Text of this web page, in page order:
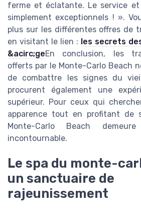
ferme et éclatante. Le service
simplement exceptionnels ! ».
plus sur les différentes offres de
en visitant le lien : les secrets
&acirc;geEn conclusion, les
offerts par le Monte-Carlo Beach
de combattre les signes du
procurent également une
supérieur. Pour ceux qui
apparence tout en profitant de
Monte-Carlo Beach
incontournable.
Le spa du monte-
un sanctuaire de
rajeunissement